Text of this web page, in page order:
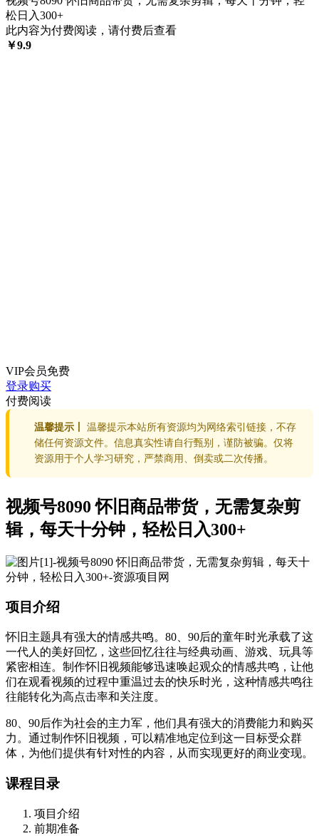
松日入300+
此内容为付费阅读，请付费后查看
￥9.9
VIP会员免费
登录购买
付费阅读
温馨提示丨
温馨提示本站所有资源均为网络索引链接，不存
储任何资源文件。信息真实性请自行甄别，谨防被骗。仅将
资源用于个人学习研究，严禁商用、倒卖或二次传播。
视频号8090 怀旧商品带货，无需复杂剪
辑，每天十分钟，轻松日入300+
项目介绍
怀旧主题具有强大的情感共鸣。80、90后的童年时光承载了这
一代人的美好回忆，这些回忆往往与经典动画、游戏、玩具等
紧密相连。制作怀旧视频能够迅速唤起观众的情感共鸣，让他
们在观看视频的过程中重温过去的快乐时光，这种情感共鸣往
往能转化为高点击率和关注度。
80、90后作为社会的主力军，他们具有强大的消费能力和购买
力。通过制作怀旧视频，可以精准地定位到这一目标受众群
体，为他们提供有针对性的内容，从而实现更好的商业变现。
课程目录
项目介绍
前期准备